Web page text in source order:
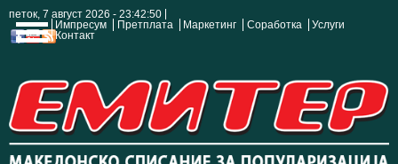
петок, 7 август 2026 - 23:42:51
Импресум
Претплата Маркетинг Соработка
Услуги
Контакт